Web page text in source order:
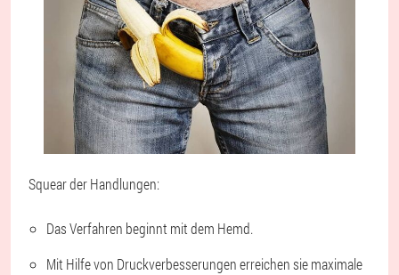
Squear der Handlungen:
Das Verfahren beginnt mit dem Hemd.
Mit Hilfe von Druckverbesserungen erreichen sie maximale